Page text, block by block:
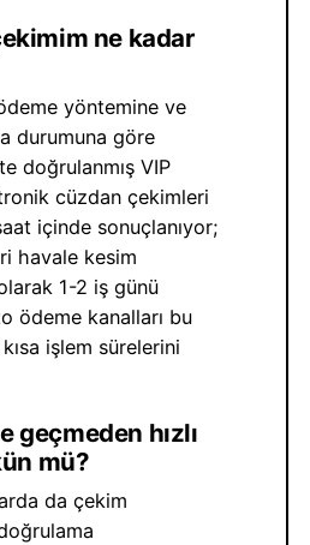
ne kadar
yöntemine ve
durumuna göre
doğrulanmış VIP
cüzdan çekimleri
içinde sonuçlanıyor;
havale kesim
1-2 iş günü
ödeme kanalları bu
işlem sürelerini
geçmeden hızlı
mü?
da çekim